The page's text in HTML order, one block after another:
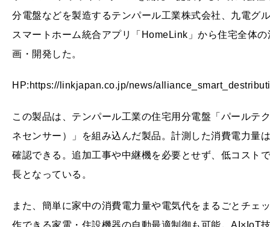
分電盤などを製造するテンパール工業株式会社、九電グ
スマートホーム統合アプリ「HomeLink」から住宅全体
画・開発した。
HP:https://linkjapan.co.jp/news/
この製品は、テンパール工業の住宅用分電盤「パールテ
ネセンサー）」を組み込んだ製品。計測した消費電力量
確認できる。追加工事や中継機を必要とせず、低コスト
長となっている。
また、簡単に家中の消費電力量や電気代をまるごとチェ
作できる家電・住設機器の自動最適制御も可能。AI×IoT